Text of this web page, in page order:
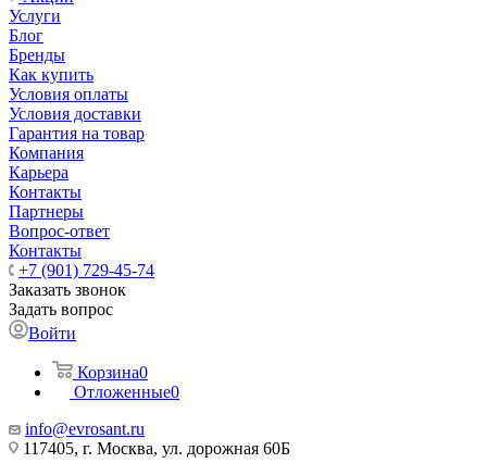
Услуги
Блог
Бренды
Как купить
Условия оплаты
Условия доставки
Гарантия на товар
Компания
Карьера
Контакты
Партнеры
Вопрос-ответ
Контакты
+7 (901) 729-45-74
Заказать звонок
Задать вопрос
Войти
Корзина0
Отложенные0
info@evrosant.ru
117405, г. Москва, ул. дорожная 60Б